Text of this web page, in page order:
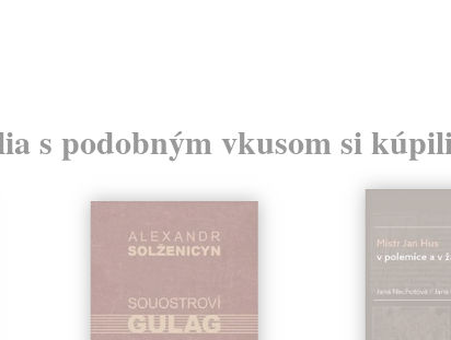
s podobným vkusom si